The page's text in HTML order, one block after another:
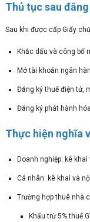
Thủ tục sau
Sau khi được cấp Giấy
Khắc dấu và công bố
Mở tài khoản ngân
Đăng ký thuế điện tử,
Đăng ký phát hành
Thực hiện nghĩa
Doanh nghiệp: kê khai
Cá nhân: kê khai và
Trường hợp thuê nhà
Khấu trừ 5% thuế